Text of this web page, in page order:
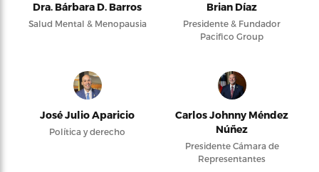
Dra. Bárbara D. Barros
Salud Mental & Menopausia
Brian Díaz
Presidente & Fundador
Pacifico Group
José Julio Aparicio
Política y derecho
Carlos Johnny Méndez
Núñez
Presidente Cámara de
Representantes